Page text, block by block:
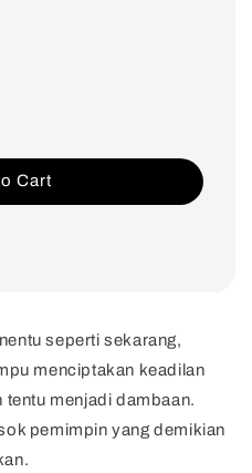
Cart
seperti sekarang,
menciptakan keadilan
menjadi dambaan.
pemimpin yang demikian